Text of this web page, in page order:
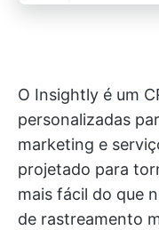
O Insightly é um
personalizadas
marketing e
projetado para
mais fácil do que
de rastreamento